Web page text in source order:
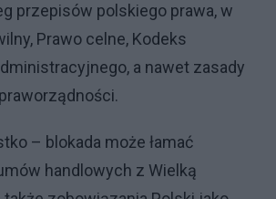
przepisów polskiego prawa, w
Prawo celne, Kodeks
a nawet zasady
– blokada może łamać
handlowych z Wielką